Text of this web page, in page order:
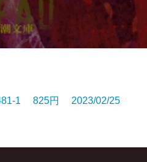
1 825円 2023/02/25